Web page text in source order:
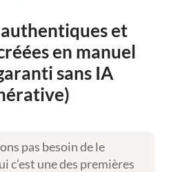
et
en manuel
sans IA
pas besoin de le
c’est une des premières